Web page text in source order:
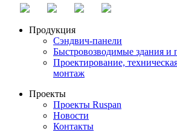
Продукция
Сэндвич-панели
Быстровозводимые здания и
Проектирование,
монтаж
Проекты
Проекты Ruspan
Новости
Контакты